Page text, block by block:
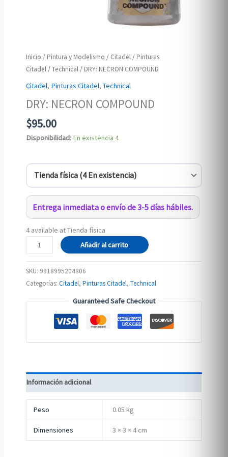
Inicio / Pintura y Modelismo / Citadel / Pinturas
Citadel /Technical / DRY: NECRON COMPOUND
Citadel, Pinturas Citadel,Technical
DRY: NECRON COMPOUND
$95.00
Disponibilidad: En existencia 4
Entrega inmediata o envío de 3-5 días hábiles.
4 available at Tienda física
DRY:
NECRON
cantidad
Añadir al carrito
SKU: 9918995204806
Categorías:Citadel,Pinturas Citadel,Technical
Guaranteed Safe Checkout
Información adicional
Peso 0.05 kg
Dimensiones 3 × 3 × 4 cm